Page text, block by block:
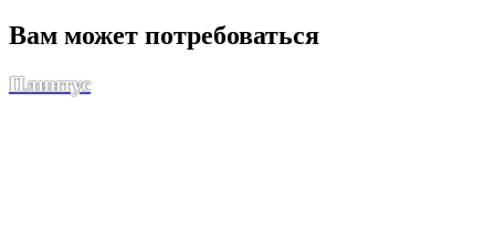
Вам может потребоваться
Плинтус